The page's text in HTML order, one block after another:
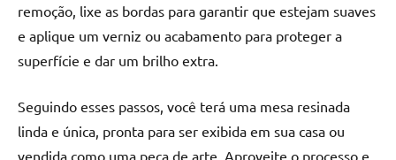
remoção, lixe as bordas para garantir que estejam suaves
e aplique um verniz ou acabamento para proteger a
superfície e dar um brilho extra.
Seguindo esses passos, você terá uma mesa resinada
linda e única, pronta para ser exibida em sua casa ou
vendida como uma peça de arte. Aproveite o processo e